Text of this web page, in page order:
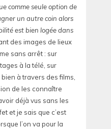
comme seule option de
un autre coin alors
est bien logée dans
des images de lieux
sans arrêt : sur
à la télé, sur
à travers des films,
de les connaître
déjà vus sans les
et je sais que c’est
l’on va pour la